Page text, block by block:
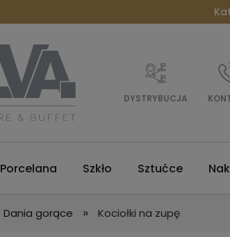
DYSTRYBUCJA
Porcelana Szkło Sztućce
Dania gorące » Kociołki na zupę